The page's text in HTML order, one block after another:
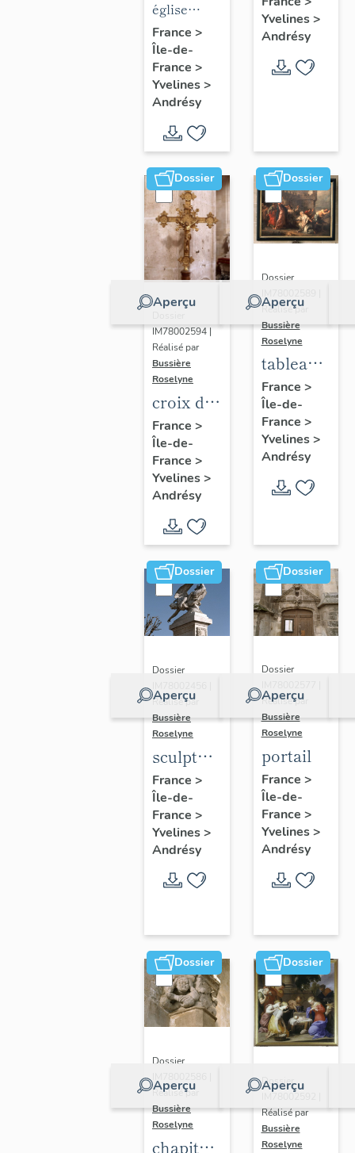
mobilier
de
l'église
Saint-
Germain-
de-Paris
(liste
supplémentaire)
église
paroissiale
Saint-
Germain
France >
Île-de-
France >
Yvelines>
Andrésy
et
fermes
du
canton
Yvelines>
Andrésy
Dossier
Aperçu
IM78002594 |
Réalisé par
Bussière
Roselyne
croix de
procession
n°2
France >
Île-de-
France >
Yvelines>
Andrésy
Dossier
Aperçu
Dossier
Réalisé par
Bussière
Roselyne
tableau :
Le
Christ et
la veuve
de Naïm
France >
Île-de-
France >
Yvelines>
Andrésy
Dossier
Aperçu
Dossier
Réalisé par
Bussière
Roselyne
sculpture
: Victoire
jouant
de la
trompette
France >
Île-de-
France >
Yvelines>
Andrésy
Dossier
Aperçu
Dossier
Réalisé par
Bussière
Roselyne
portail
France >
Île-de-
France >
Yvelines>
Andrésy
Dossier
Aperçu
Dossier
Réalisé par
Bussière
Roselyne
chapiteau
Dossier
Aperçu
Dossier
IM78002592 |
Réalisé par
Bussière
Roselyne